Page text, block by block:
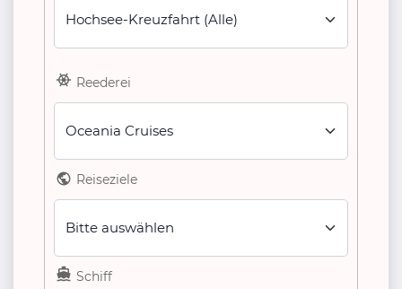
Hochsee-Kreuzfahrt (Alle)
Reederei
Oceania Cruises
Reiseziele
Bitte auswählen
Schiff